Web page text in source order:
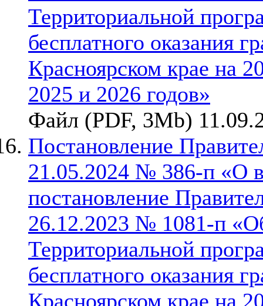
Территориальной
бесплатного оказания
Красноярском крае на
2025 и 2026 годов»
Файл (PDF, 3Mb)
Постановление
21.05.2024 № 386-п «О
постановление
26.12.2023 № 1081-п
Территориальной
бесплатного оказания
Красноярском крае на